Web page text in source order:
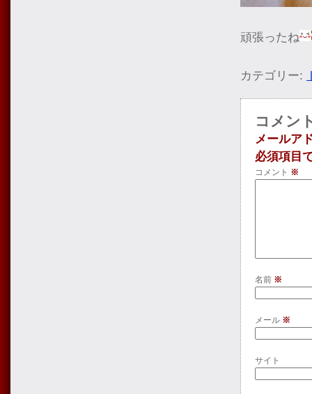
頑張ったね
カテゴリー:
コメン
メールア
必須項目
コメント ※
名前 ※
メール ※
サイト